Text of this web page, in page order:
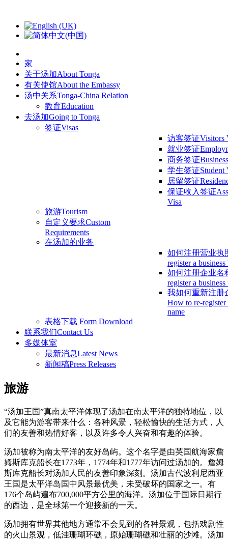
家
关于汤加About Tonga
有关使馆About the Embassy
汤中关系Tonga-China Relation
教育Education
去汤加Going to Tonga
签证Visas
访客签证Visitors
就业签证
商务签证
学生签证Student
居留签证
保证收入签证
Visa
旅游Tourism
自定义要求Custom
Requirements
在汤加的业务
如何注册营业执
register a business
如何注册企业名
register a business
我如何重新注册
How to re-register
name
表格下载 Form Download
联系我们Contact Us
多媒体室
最新消息Latest News
新闻稿Press Releases
旅游
“汤加王国”真南太平洋体现了汤加在南太平洋的独特地位，以
及它能为游客带来什么：各种风景，轻松愉快的生活方式，人
们的友善和热情好客，以及许多令人兴奋和有趣的体验。
汤加被称为南太平洋的友好岛屿。这个名字是由英国航海家詹
姆斯库克船长在1773年，1774年和1777年访问过汤加的。詹姆
斯库克船长对汤加人民的友善印象深刻。汤加古代波利尼西亚
王国是太平洋岛国中风景最优美，未受破坏的国家之一。有
176个岛屿遍布700,000平方公里的海洋。汤加位于国际日期行
的西边，是全球第一个迎接新的一天。
汤加拥有世界其他地方通常不会见到的各种景观，包括戏剧性
的火山景观，低洼珊瑚环礁，原始珊瑚礁和壮丽的沙滩。汤加